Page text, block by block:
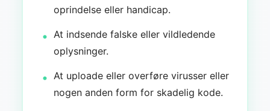
oprindelse eller handicap.
At indsende falske eller vildledende
oplysninger.
At uploade eller overføre virusser eller
nogen anden form for skadelig kode.